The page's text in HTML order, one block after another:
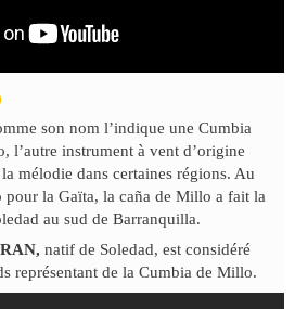
son nom l’indique une Cumbia
l’autre instrument à vent d’origine
mélodie dans certaines régions. Au
pour la Gaïta, la caña de Millo a fait la
au sud de Barranquilla.
natif de Soledad, est considéré
représentant de la Cumbia de Millo.